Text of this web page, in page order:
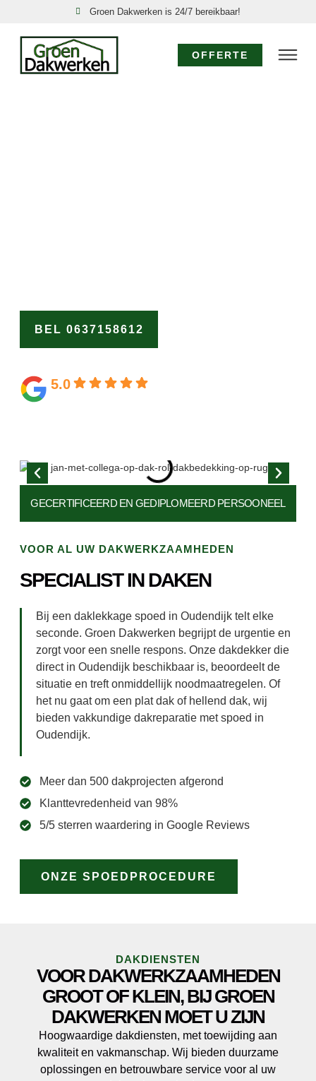
Groen Dakwerken is 24/7 bereikbaar!
OFFERTE
BEL 0637158612
5.0
GECERTIFICEERD EN GEDIPLOMEERD PERSOONEEL
VOOR AL UW DAKWERKZAAMHEDEN
SPECIALIST IN DAKEN
Bij een daklekkage spoed in Oudendijk telt elke
seconde. Groen Dakwerken begrijpt de urgentie en
zorgt voor een snelle respons. Onze dakdekker die
direct in Oudendijk beschikbaar is, beoordeelt de
situatie en treft onmiddellijk noodmaatregelen. Of
het nu gaat om een plat dak of hellend dak, wij
bieden vakkundige dakreparatie met spoed in
Oudendijk.
Meer dan 500 dakprojecten afgerond
Klanttevredenheid van 98%
5/5 sterren waardering in Google Reviews
ONZE SPOEDPROCEDURE
DAKDIENSTEN
VOOR DAKWERKZAAMHEDEN
GROOT OF KLEIN, BIJ GROEN
DAKWERKEN MOET U ZIJN
Hoogwaardige dakdiensten, met toewijding aan
kwaliteit en vakmanschap. Wij bieden duurzame
oplossingen en betrouwbare service voor al uw